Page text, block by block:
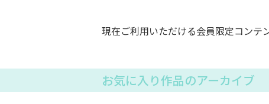
現在ご利用いただける会員限定コンテ
お気に入り作品のアーカイブ